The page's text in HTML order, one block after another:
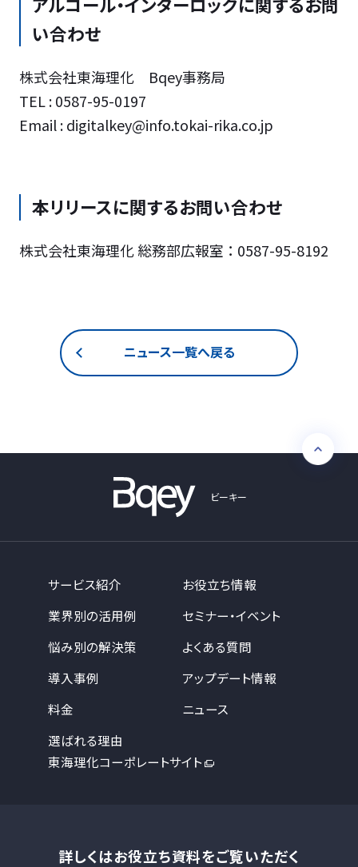
い合わせ
株式会社東海理化 Bqey事務局
TEL : 0587-95-0197
Email : digitalkey@info.tokai-rika.co.jp
本リリースに関するお問い合わせ
株式会社東海理化 総務部広報室 ： 0587-95-8192
ニュース一覧へ戻る
ビーキー
サービス紹介
お役立ち情報
業界別の活用例
セミナー・イベント
悩み別の解決策
よくある質問
導入事例
アップデート情報
料金
ニュース
選ばれる理由
東海理化コーポレートサイト
詳しくはお役立ち資料をご覧いただく